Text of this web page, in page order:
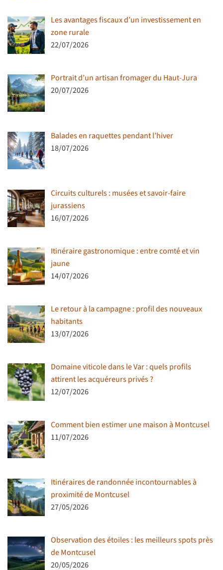
Les avantages fiscaux d’un investissement en
zone rurale
22/07/2026
Portrait d’un artisan fromager du Haut-Jura
20/07/2026
Balades en raquettes pendant l’hiver
18/07/2026
Circuits culturels : musées et savoir-faire
jurassiens
16/07/2026
Itinéraire gastronomique : entre comté et vin
jaune
14/07/2026
Le retour à la campagne : profil des nouveaux
habitants
13/07/2026
Domaine viticole dans le Var : quels profils
attirent les acquéreurs privés ?
12/07/2026
Comment bien estimer une maison à Montcusel
11/07/2026
Itinéraires de randonnée incontournables à
proximité de Montcusel
27/05/2026
Observation des étoiles : les meilleurs spots près
de Montcusel
20/05/2026